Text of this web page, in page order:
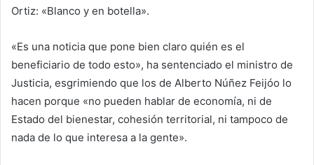
Ortiz: «Blanco y en botella».
«Es una noticia que pone bien claro quién es el
beneficiario de todo esto», ha sentenciado el ministro de
Justicia, esgrimiendo que los de Alberto Núñez Feijóo lo
hacen porque «no pueden hablar de economía, ni de
Estado del bienestar, cohesión territorial, ni tampoco de
nada de lo que interesa a la gente».